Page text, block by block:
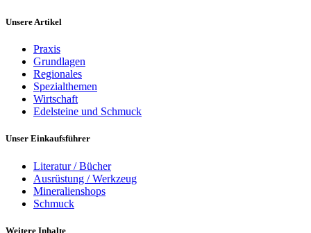
Unsere Artikel
Praxis
Grundlagen
Regionales
Spezialthemen
Wirtschaft
Edelsteine und Schmuck
Unser Einkaufsführer
Literatur / Bücher
Ausrüstung / Werkzeug
Mineralienshops
Schmuck
Weitere Inhalte